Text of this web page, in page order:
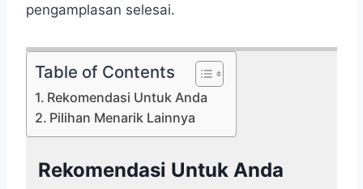
pengamplasan selesai.
Table of Contents
Rekomendasi Untuk Anda
Pilihan Menarik Lainnya
Rekomendasi Untuk Anda